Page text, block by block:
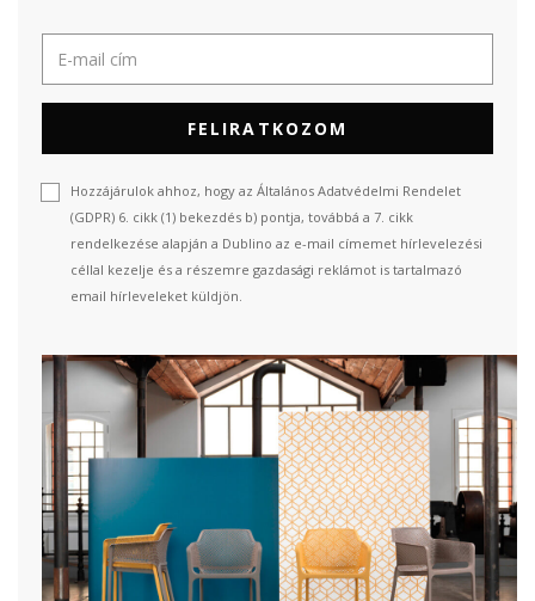
FELIRATKOZOM
Hozzájárulok ahhoz, hogy az Általános Adatvédelmi Rendelet
(GDPR) 6. cikk (1) bekezdés b) pontja, továbbá a 7. cikk
rendelkezése alapján a Dublino az e-mail címemet hírlevelezési
céllal kezelje és a részemre gazdasági reklámot is tartalmazó
email hírleveleket küldjön.